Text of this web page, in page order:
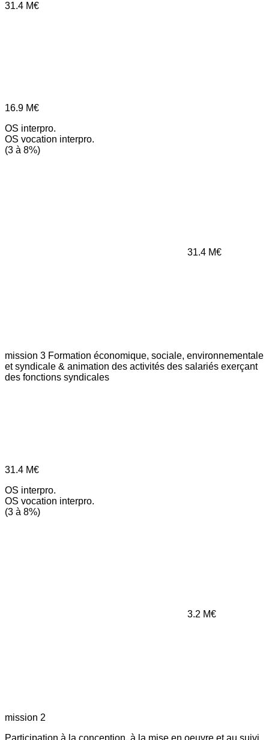
31.4 M€
16.9 M€
OS interpro.
OS vocation interpro.
(3 à 8%)
31.4 M€
mission 3 Formation économique, sociale, environnementale
et syndicale & animation des activités des salariés exerçant
des fonctions syndicales
31.4 M€
OS interpro.
OS vocation interpro.
(3 à 8%)
3.2 M€
mission 2